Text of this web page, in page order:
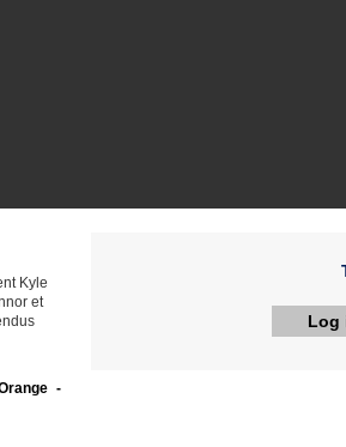
Kyle
et
-
Log